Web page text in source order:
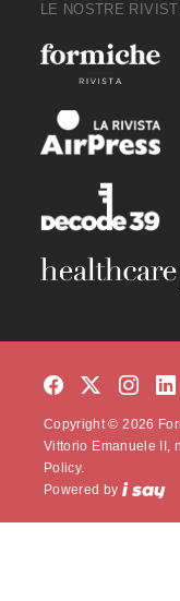
LE NOSTRE
Copyright © 2026
Vittorio Emanuele II,
Policy.
Powered by